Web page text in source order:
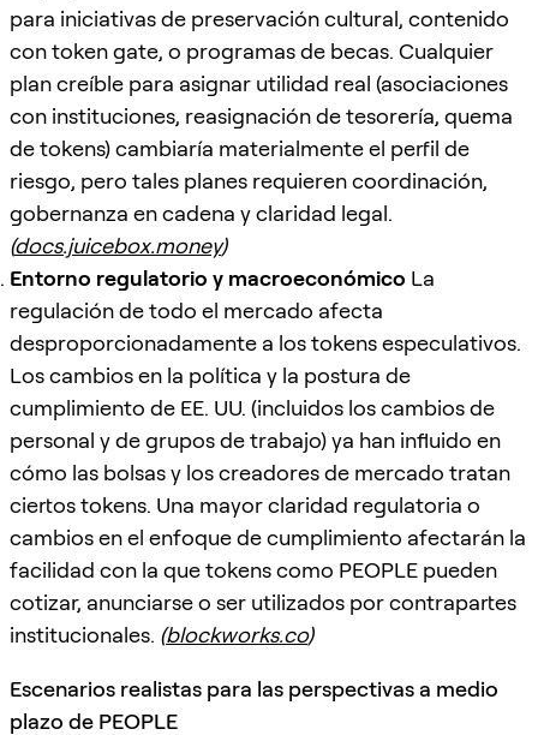
para iniciativas de preservación cultural, contenido
con token gate, o programas de becas. Cualquier
plan creíble para asignar utilidad real (asociaciones
con instituciones, reasignación de tesorería, quema
de tokens) cambiaría materialmente el perfil de
riesgo, pero tales planes requieren coordinación,
gobernanza en cadena y claridad legal.
(docs.juicebox.money)
Entorno regulatorio y macroeconómico La
regulación de todo el mercado afecta
desproporcionadamente a los tokens especulativos.
Los cambios en la política y la postura de
cumplimiento de EE. UU. (incluidos los cambios de
personal y de grupos de trabajo) ya han influido en
cómo las bolsas y los creadores de mercado tratan
ciertos tokens. Una mayor claridad regulatoria o
cambios en el enfoque de cumplimiento afectarán la
facilidad con la que tokens como PEOPLE pueden
cotizar, anunciarse o ser utilizados por contrapartes
institucionales. (blockworks.co)
Escenarios realistas para las perspectivas a medio
plazo de PEOPLE